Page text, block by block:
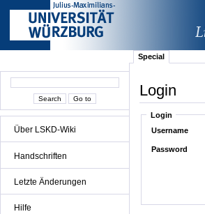
Über LSKD-Wiki
Handschriften
Letzte Änderungen
Hilfe
Special
Login
Login
Username
Password